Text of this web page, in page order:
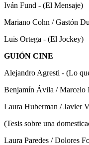
Iván Fund - (El Mensaje)
Mariano Cohn / Gastón
Luis Ortega - (El Jockey)
GUIÓN CINE
Alejandro Agresti - (Lo
Benjamín Ávila / Marcelo
Laura Huberman / Javier
(Tesis sobre una
Laura Paredes / Dolores